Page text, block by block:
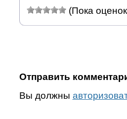
(Пока
Отправить
Вы должны